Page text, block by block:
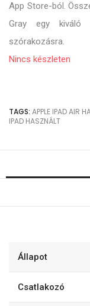
App Store-ból.
Gray egy kiváló
szórakozásra.
Nincs készleten
TAGS: APPLE IPADAIR
IPAD HASZNÁLT
Állapot
Csatlakozó